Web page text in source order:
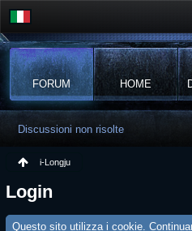
FORUM HOME
Discussioni non risolte
i-Longju
Login
Questo sito utilizza i cookie.